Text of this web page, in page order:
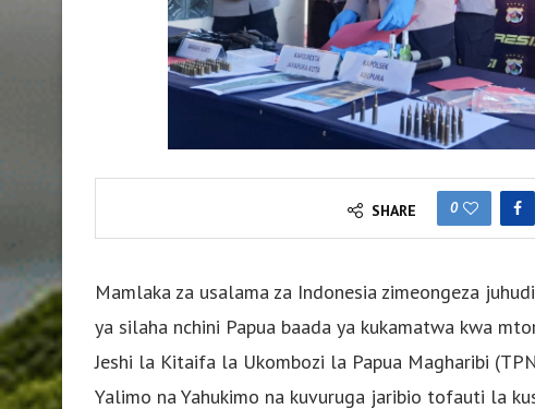
SHARE 0
Mamlaka za usalama za Indonesia zimeongeza
ya silaha nchini Papua baada ya kukamatwa kwa
Jeshi la Kitaifa la Ukombozi la Papua Magharibi
Yalimo na Yahukimo na kuvuruga jaribio tofauti la